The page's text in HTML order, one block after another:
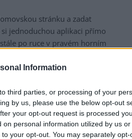
Information
third parties, or processing of your
by us, please use the below opt-out
your opt-out request is processed
personal information utilized by us
your opt-out. You may separately
stránku a zadat
jednoduchou aplikaci přímo
po ruce v pravém horním
kolik metrů čtverečních se
je vyhledávač Ecosia
Mezinárodní konference
technologii umožňující